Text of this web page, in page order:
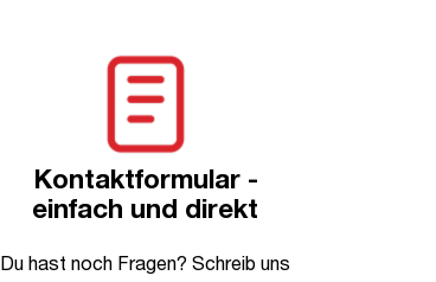
Kontaktformular -
einfach und direkt
Du hast noch Fragen? Schreib uns